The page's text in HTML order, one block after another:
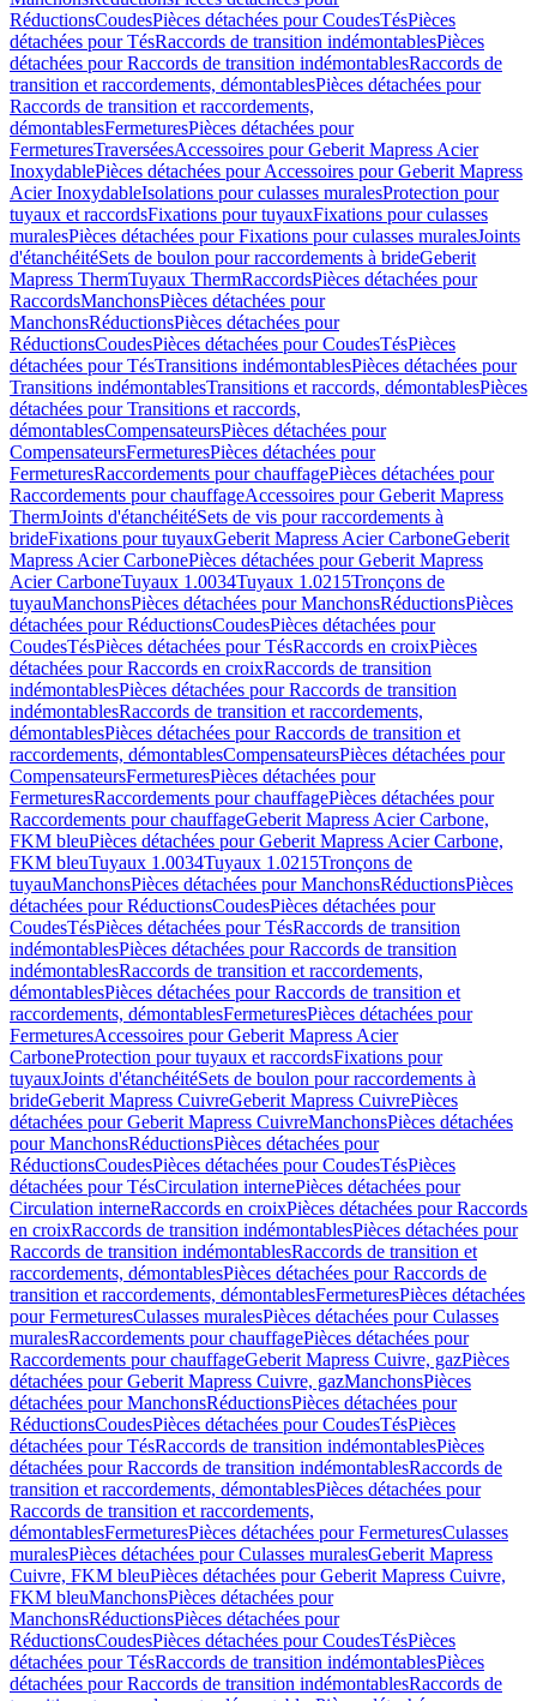
RéductionsCoudesPièces détachées pour CoudesTésPièces
détachées pour TésRaccords de transition indémontablesPièces
détachées pour Raccords de transition indémontablesRaccords de
transition et raccordements, démontablesPièces détachées pour
Raccords de transition et raccordements,
démontablesFermeturesPièces détachées pour
FermeturesTraverséesAccessoires pour Geberit Mapress Acier
InoxydablePièces détachées pour Accessoires pour Geberit Mapress
Acier InoxydableIsolations pour culasses muralesProtection pour
tuyaux et raccordsFixations pour tuyauxFixations pour culasses
muralesPièces détachées pour Fixations pour culasses muralesJoints
d'étanchéitéSets de boulon pour raccordements à brideGeberit
Mapress ThermTuyaux ThermRaccordsPièces détachées pour
RaccordsManchonsPièces détachées pour
ManchonsRéductionsPièces détachées pour
RéductionsCoudesPièces détachées pour CoudesTésPièces
détachées pour TésTransitions indémontablesPièces détachées pour
Transitions indémontablesTransitions et raccords, démontablesPièces
détachées pour Transitions et raccords,
démontablesCompensateursPièces détachées pour
CompensateursFermeturesPièces détachées pour
FermeturesRaccordements pour chauffagePièces détachées pour
Raccordements pour chauffageAccessoires pour Geberit Mapress
ThermJoints d'étanchéitéSets de vis pour raccordements à
brideFixations pour tuyauxGeberit Mapress Acier CarboneGeberit
Mapress Acier CarbonePièces détachées pour Geberit Mapress
Acier CarboneTuyaux 1.0034Tuyaux 1.0215Tronçons de
tuyauManchonsPièces détachées pour ManchonsRéductionsPièces
détachées pour RéductionsCoudesPièces détachées pour
CoudesTésPièces détachées pour TésRaccords en croixPièces
détachées pour Raccords en croixRaccords de transition
indémontablesPièces détachées pour Raccords de transition
indémontablesRaccords de transition et raccordements,
démontablesPièces détachées pour Raccords de transition et
raccordements, démontablesCompensateursPièces détachées pour
CompensateursFermeturesPièces détachées pour
FermeturesRaccordements pour chauffagePièces détachées pour
Raccordements pour chauffageGeberit Mapress Acier Carbone,
FKM bleuPièces détachées pour Geberit Mapress Acier Carbone,
FKM bleuTuyaux 1.0034Tuyaux 1.0215Tronçons de
tuyauManchonsPièces détachées pour ManchonsRéductionsPièces
détachées pour RéductionsCoudesPièces détachées pour
CoudesTésPièces détachées pour TésRaccords de transition
indémontablesPièces détachées pour Raccords de transition
indémontablesRaccords de transition et raccordements,
démontablesPièces détachées pour Raccords de transition et
raccordements, démontablesFermeturesPièces détachées pour
FermeturesAccessoires pour Geberit Mapress Acier
CarboneProtection pour tuyaux et raccordsFixations pour
tuyauxJoints d'étanchéitéSets de boulon pour raccordements à
brideGeberit Mapress CuivreGeberit Mapress CuivrePièces
détachées pour Geberit Mapress CuivreManchonsPièces détachées
pour ManchonsRéductionsPièces détachées pour
RéductionsCoudesPièces détachées pour CoudesTésPièces
détachées pour TésCirculation internePièces détachées pour
Circulation interneRaccords en croixPièces détachées pour Raccords
en croixRaccords de transition indémontablesPièces détachées pour
Raccords de transition indémontablesRaccords de transition et
raccordements, démontablesPièces détachées pour Raccords de
transition et raccordements, démontablesFermeturesPièces détachées
pour FermeturesCulasses muralesPièces détachées pour Culasses
muralesRaccordements pour chauffagePièces détachées pour
Raccordements pour chauffageGeberit Mapress Cuivre, gazPièces
détachées pour Geberit Mapress Cuivre, gazManchonsPièces
détachées pour ManchonsRéductionsPièces détachées pour
RéductionsCoudesPièces détachées pour CoudesTésPièces
détachées pour TésRaccords de transition indémontablesPièces
détachées pour Raccords de transition indémontablesRaccords de
transition et raccordements, démontablesPièces détachées pour
Raccords de transition et raccordements,
démontablesFermeturesPièces détachées pour FermeturesCulasses
muralesPièces détachées pour Culasses muralesGeberit Mapress
Cuivre, FKM bleuPièces détachées pour Geberit Mapress Cuivre,
FKM bleuManchonsPièces détachées pour
ManchonsRéductionsPièces détachées pour
RéductionsCoudesPièces détachées pour CoudesTésPièces
détachées pour TésRaccords de transition indémontablesPièces
détachées pour Raccords de transition indémontablesRaccords de